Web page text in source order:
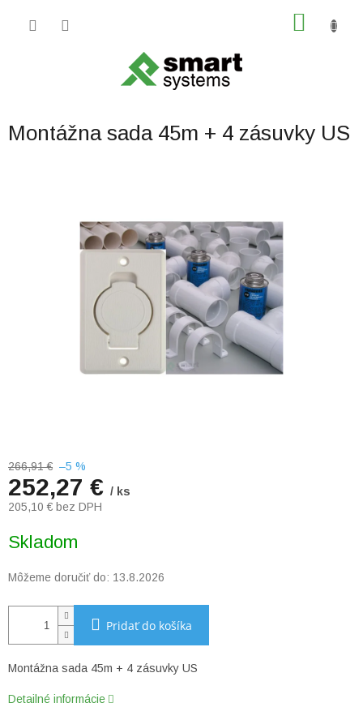
Montážna sada 45m + 4 zásuvky US
266,91 € –5 %
252,27 € / ks
205,10 € bez DPH
cena:
Skladom
Môžeme doručiť do: 13.8.2026
Pridať do košíka
Montážna sada 45m + 4 zásuvky US
Detailné informácie